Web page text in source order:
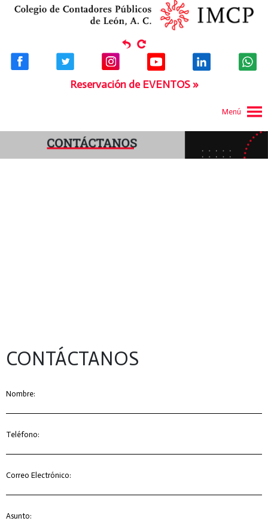
Reservación de EVENTOS »
Menú
CONTÁCTANOS
Nombre:
Teléfono:
Correo Electrónico:
Asunto: